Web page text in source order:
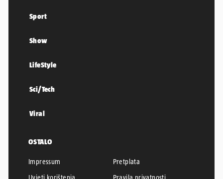
Sport
Show
LifeStyle
Sci/Tech
Viral
OSTALO
Impressum
Pretplata